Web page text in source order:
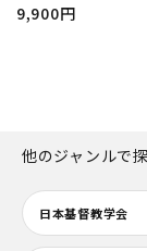
9,900円
他のジャンルで
日本基督教学会